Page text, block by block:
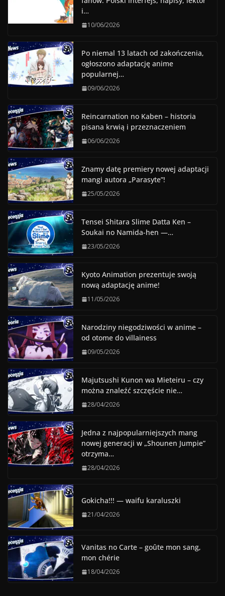
i…
10/06/2026
Po niemal 13 latach od zakończenia,
ogłoszono adaptację anime
popularnej…
09/06/2026
Reincarnation no Kaben – historia
pisana krwią i przeznaczeniem
06/06/2026
Znamy datę premiery nowej adaptacji
mangi autora „Parasyte”!
25/05/2026
Tensei Shitara Slime Datta Ken –
Soukai no Namida-hen —…
23/05/2026
Kyoto Animation prezentuje swoją
nową adaptację anime!
11/05/2026
Narodziny niegodziwości w anime –
od otome do villainess
09/05/2026
Majutsushi Kunon wa Mieteiru – czy
można znaleźć szczęście nie…
28/04/2026
Jedna z najpopularniejszych mang
nowej generacji w „Shounen Jumpie”
otrzyma…
28/04/2026
Gokicha!!! — waifu karaluszki
21/04/2026
Vanitas no Carte – goûte mon sang,
mon chérie
18/04/2026